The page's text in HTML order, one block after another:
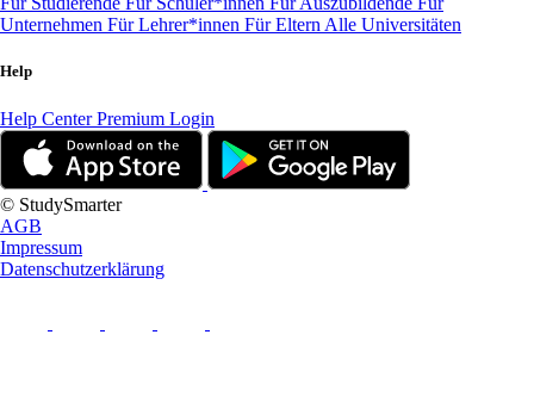
Unternehmen Für Lehrer*innen Für Eltern Alle Universitäten
Help
Help CenterPremium Login
© StudySmarter
AGB
Impressum
Datenschutzerklärung